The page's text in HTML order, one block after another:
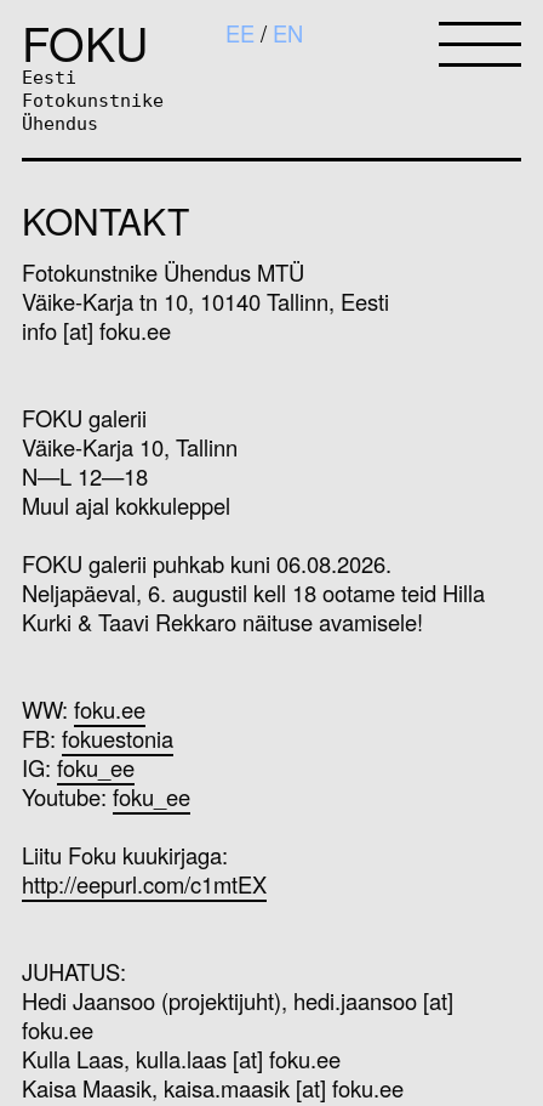
FOKU
Eesti
Fotokunstnike
Ühendus
EE EN
KONTAKT
Fotokunstnike Ühendus MTÜ
Väike-Karja tn 10, 10140 Tallinn, Eesti
info [at] foku.ee
FOKU galerii
Väike-Karja 10, Tallinn
N—L 12—18
Muul ajal kokkuleppel
FOKU galerii puhkab kuni 06.08.2026.
Neljapäeval, 6. augustil kell 18 ootame teid Hilla
Kurki & Taavi Rekkaro näituse avamisele!
WW:foku.ee
FB:fokuestonia
IG:foku_ee
Youtube:foku_ee
Liitu Foku kuukirjaga:
http://eepurl.com/c1mtEX
JUHATUS:
Hedi Jaansoo (projektijuht), hedi.jaansoo [at]
foku.ee
Kulla Laas, kulla.laas [at] foku.ee
Kaisa Maasik, kaisa.maasik [at] foku.ee